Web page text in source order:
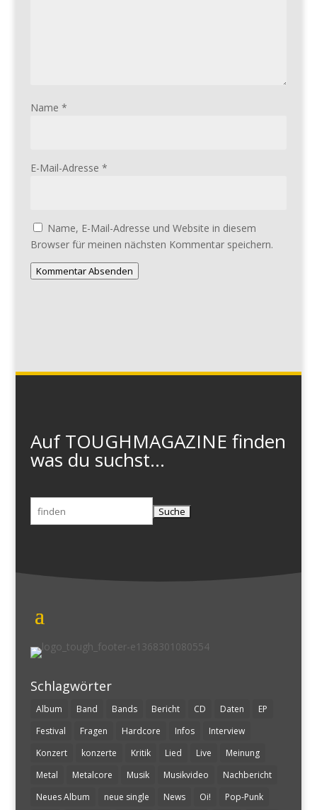
Name *
E-Mail-Adresse *
Name, E-Mail-Adresse und Website in diesem
Browser für meinen nächsten Kommentar speichern.
Kommentar Absenden
Auf TOUGHMAGAZINE finden
was du suchst...
Suchen
nach:
Schlagwörter
Album Band Bands Bericht CD Daten
EP
Festival
Fragen Hardcore Infos
Interview
Konzert
konzerte Kritik Lied Live
Meinung
Metal
Metalcore Musik Musikvideo
Nachbericht
Neues Album
neue single News Oi! Pop-Punk